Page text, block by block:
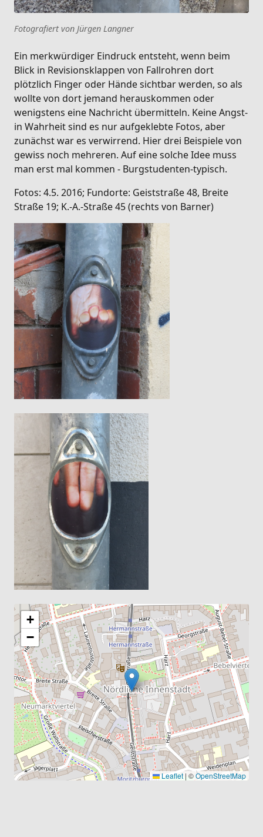
Fotografiert von Jürgen Langner
Ein merkwürdiger Eindruck entsteht, wenn beim
Blick in Revisionsklappen von Fallrohren dort
plötzlich Finger oder Hände sichtbar werden, so als
wollte von dort jemand herauskommen oder
wenigstens eine Nachricht übermitteln. Keine Angst-
in Wahrheit sind es nur aufgeklebte Fotos, aber
zunächst war es verwirrend. Hier drei Beispiele von
gewiss noch mehreren. Auf eine solche Idee muss
man erst mal kommen - Burgstudenten-typisch.
Fotos: 4.5. 2016; Fundorte: Geiststraße 48, Breite
Straße 19; K.-A.-Straße 45 (rechts von Barner)
+
−
Leaflet | ©OpenStreetMap